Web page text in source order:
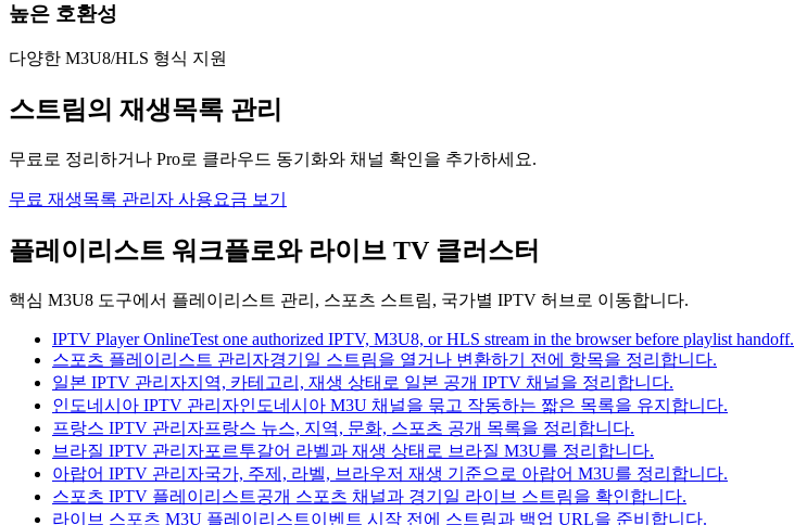
높은 호환성
다양한 M3U8/HLS 형식 지원
스트림의 재생목록 관리
무료로 정리하거나 Pro로 클라우드 동기화와 채널 확인을 추가하세요.
무료 재생목록 관리자 사용요금 보기
플레이리스트 워크플로와 라이브 TV 클러스터
핵심 M3U8 도구에서 플레이리스트 관리, 스포츠 스트림, 국가별 IPTV 허브로 이동합니다.
IPTV Player OnlineTest one authorized IPTV, M3U8, or HLS stream in the browser before playlist handoff.
스포츠 플레이리스트 관리자경기일 스트림을 열거나 변환하기 전에 항목을 정리합니다.
일본 IPTV 관리자지역, 카테고리, 재생 상태로 일본 공개 IPTV 채널을 정리합니다.
인도네시아 IPTV 관리자인도네시아 M3U 채널을 묶고 작동하는 짧은 목록을 유지합니다.
프랑스 IPTV 관리자프랑스 뉴스, 지역, 문화, 스포츠 공개 목록을 정리합니다.
브라질 IPTV 관리자포르투갈어 라벨과 재생 상태로 브라질 M3U를 정리합니다.
아랍어 IPTV 관리자국가, 주제, 라벨, 브라우저 재생 기준으로 아랍어 M3U를 정리합니다.
스포츠 IPTV 플레이리스트공개 스포츠 채널과 경기일 라이브 스트림을 확인합니다.
라이브 스포츠 M3U 플레이리스트이벤트 시작 전에 스트림과 백업 URL을 준비합니다.